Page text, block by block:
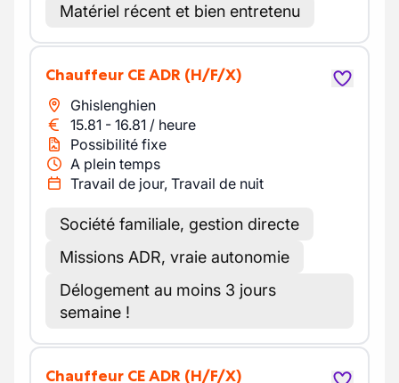
Matériel récent et bien entretenu
Chauffeur CE ADR (H/F/X)
Ghislenghien
15.81 - 16.81 / heure
Possibilité fixe
A plein temps
Travail de jour, Travail de nuit
Société familiale, gestion directe
Missions ADR, vraie autonomie
Délogement au moins 3 jours
semaine !
Chauffeur CE ADR (H/F/X)